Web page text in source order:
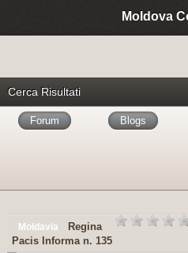
Cerca Risultati
Forum Blogs
Moldavia
Regina
Pacis Informa n. 135